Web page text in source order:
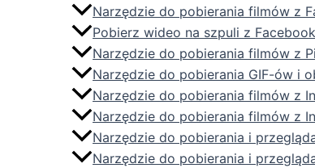
Narzędzie do pobierania filmów z
Pobierz wideo na szpuli z
Narzędzie do pobierania filmów z
Narzędzie do pobierania GIF-ów i
Narzędzie do pobierania filmów z
Narzędzie do pobierania filmów z
Narzędzie do pobierania i
Narzędzie do pobierania i